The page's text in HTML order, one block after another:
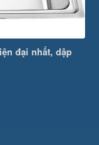
đại nhất, dập